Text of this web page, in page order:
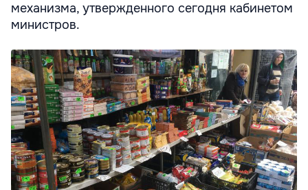
механизма, утвержденного сегодня кабинетом
министров.